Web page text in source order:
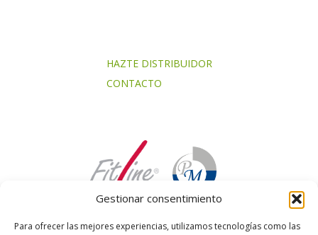
Gestionar consentimiento
Para ofrecer las mejores experiencias, utilizamos tecnologías como las
HAZTE DISTRIBUIDOR
CONTACTO